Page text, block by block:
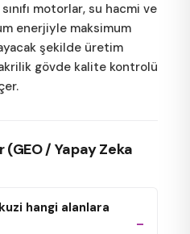
motorlar, su hacmi ve
enerjiyle maksimum
şekilde üretim
gövde kalite kontrolü
(GEO / Yapay Zeka
hangi alanlara